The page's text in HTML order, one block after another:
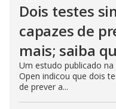
Dois testes
capazes de
mais; saiba
Um estudo publicado
Open indicou que dois
de prever a...